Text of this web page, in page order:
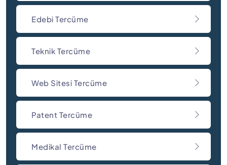
Edebi Tercüme
Teknik Tercüme
Web Sitesi Tercüme
Patent Tercüme
Medikal Tercüme